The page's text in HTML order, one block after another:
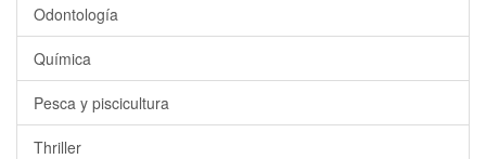
Odontología
Química
Pesca y piscicultura
Thriller